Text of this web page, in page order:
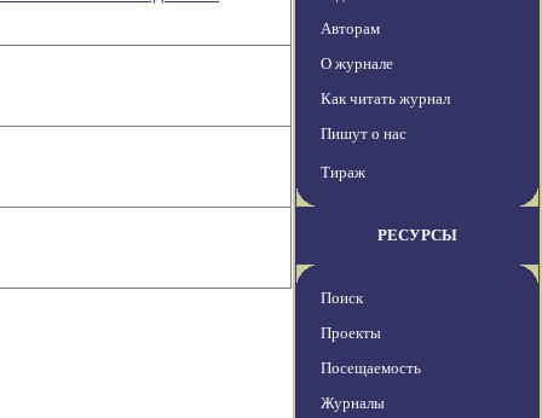
Авторам
О журнале
Как читать журнал
Пишут о нас
Тираж
РЕСУРСЫ
Поиск
Проекты
Посещаемость
Журналы